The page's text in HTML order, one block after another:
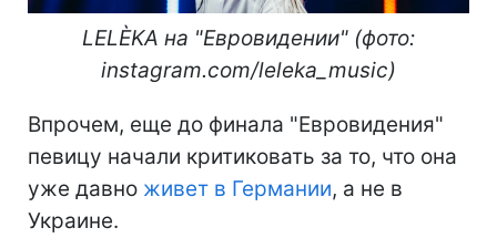
LELÈKA на "Евровидении" (фото:
instagram.com/leleka_music)
Впрочем, еще до финала "Евровидения"
певицу начали критиковать за то, что она
уже давно живет в Германии, а не в
Украине.